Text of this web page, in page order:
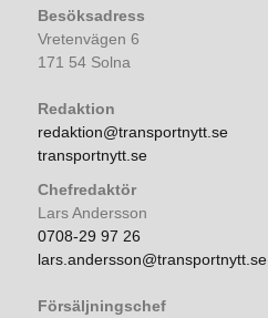
Besöksadress
Vretenvägen 6
171 54 Solna
Redaktion
redaktion@transportnytt.se
transportnytt.se
Chefredaktör
Lars Andersson
0708-29 97 26
lars.andersson@transportnytt.se
Försäljningschef